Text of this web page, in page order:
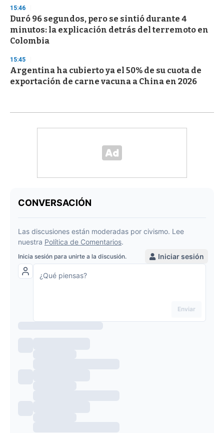
15:46
Duró 96 segundos, pero se sintió durante 4
minutos: la explicación detrás del terremoto en
Colombia
15:45
Argentina ha cubierto ya el 50% de su cuota de
exportación de carne vacuna a China en 2026